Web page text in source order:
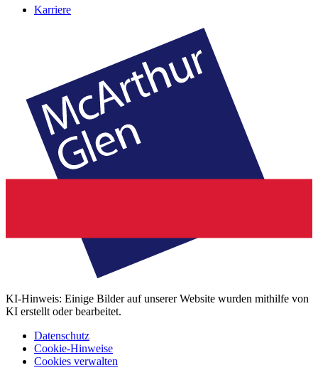
Karriere
KI-Hinweis: Einige Bilder auf unserer Website wurden mithilfe von
KI erstellt oder bearbeitet.
Datenschutz
Cookie-Hinweise
Cookies verwalten